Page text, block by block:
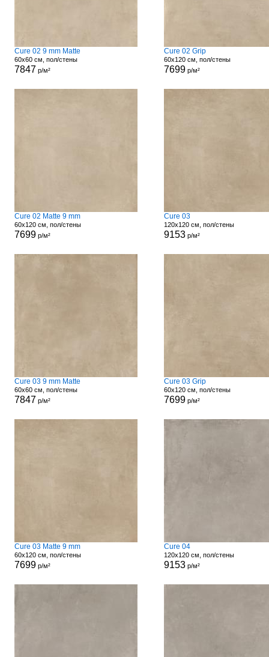
Cure 02 9 mm Matte
60x60 см, пол/стены
7847 р/м²
Cure 02 Grip
60x120 см, пол/стены
7699р/м²
Cure 02 Matte 9 mm
60x120 см, пол/стены
7699р/м²
Cure 03
120x120 см, пол/стены
9153р/м²
Cure 03 9 mm Matte
60x60 см, пол/стены
7847 р/м²
Cure 03 Grip
60x120 см, пол/стены
7699р/м²
Cure 03 Matte 9 mm
60x120 см, пол/стены
7699р/м²
Cure 04
120x120 см, пол/стены
9153р/м²